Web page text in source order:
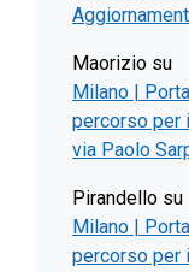
Maorizio su
Milano |
percorso per
via Paolo
Pirandello su
Milano |
percorso per